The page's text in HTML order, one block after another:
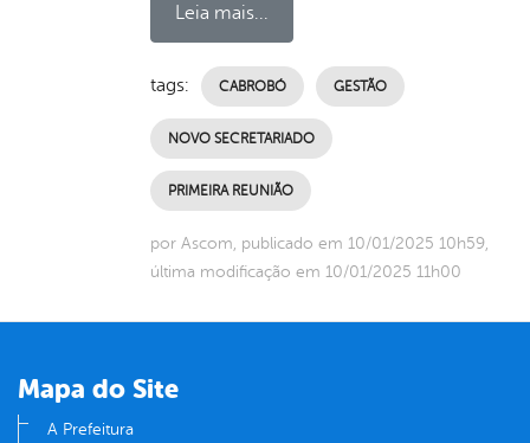
Leia mais...
tags: CABROBÓ GESTÃO
NOVO SECRETARIADO
PRIMEIRA REUNIÃO
por Ascom, publicado em 10/01/2025 10h59,
última modificação em 10/01/2025 11h00
Mapa do Site
A Prefeitura